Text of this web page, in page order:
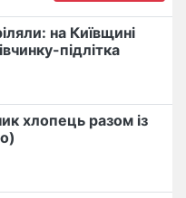
на Київщині
підлітка
хлопець разом із